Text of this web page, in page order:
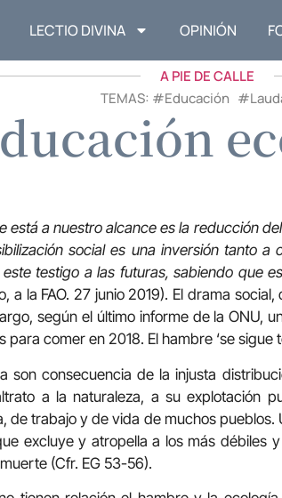
LECTIO DIVINA OPINIÓN
A PIE DE CALLE
TEMAS: #Educación #
está a nuestro alcance es la reducción
social es una inversión tanto
testigo a las futuras, sabiendo que
a la FAO. 27 junio 2019). El drama
según el último informe de la ONU,
comer en 2018. El hambre ‘se sigue
son consecuencia de la injusta
a la naturaleza, a su explotación
de trabajo y de vida de muchos
excluye y atropella a los más débiles
(Cfr. EG 53-56).